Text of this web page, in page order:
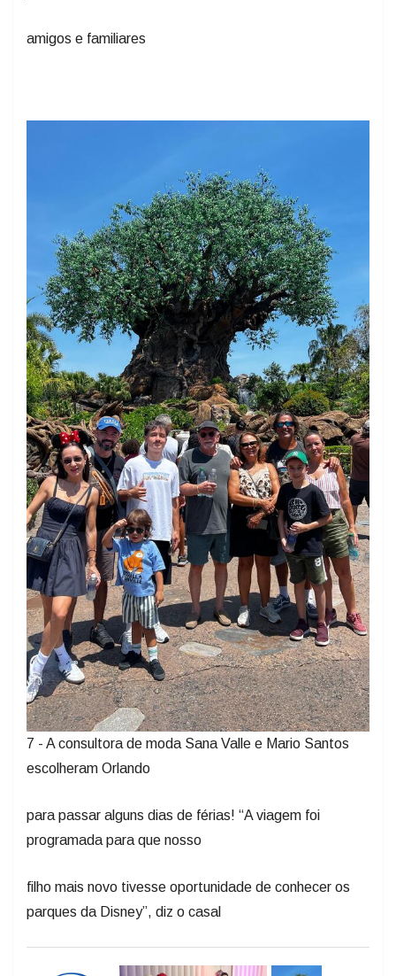
amigos e familiares
7 - A consultora de moda Sana Valle e Mario Santos
escolheram Orlando
para passar alguns dias de férias! “A viagem foi
programada para que nosso
filho mais novo tivesse oportunidade de conhecer os
parques da Disney”, diz o casal